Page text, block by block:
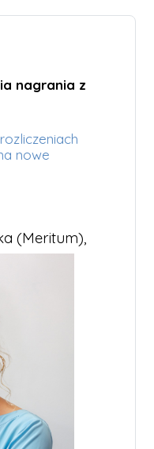
nagrania z
nowe
(Meritum),